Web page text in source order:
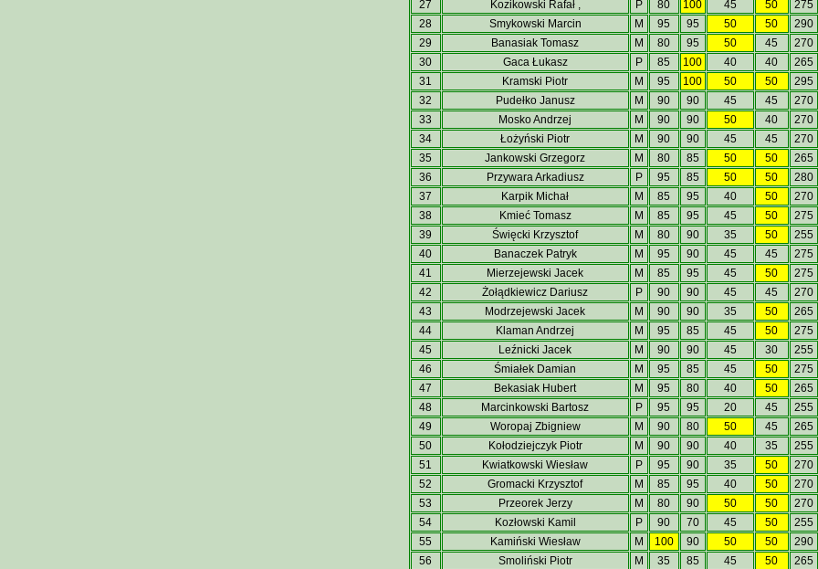
27
Kozikowski Rafał , P 80 100 45 50
275
28
Smykowski Marcin M 95 95 50 50
290
29
Banasiak Tomasz M 80 95 50 45
270
30
Gaca Łukasz P 85 100 40 40
265
31
Kramski Piotr M 95 100 50 50
295
32
Pudełko Janusz M 90 90 45 45
270
33
Mosko Andrzej M 90 90 50 40
270
34
Łożyński Piotr M 90 90 45 45
270
35
Jankowski Grzegorz M 80 85 50 50
265
36
Przywara Arkadiusz P 95 85 50 50
280
37
Karpik Michał M 85 95 40 50
270
38
Kmieć Tomasz M 85 95 45 50
275
39
Święcki Krzysztof M 80 90 35 50
255
40
Banaczek Patryk M 95 90 45 45
275
41
Mierzejewski Jacek M 85 95 45 50
275
42
Żołądkiewicz Dariusz P 90 90 45 45
270
43
Modrzejewski Jacek M 90 90 35 50
265
44
Klaman Andrzej M 95 85 45 50
275
45
Leźnicki Jacek M 90 90 45 30
255
46
Śmiałek Damian M 95 85 45 50
275
47
Bekasiak Hubert M 95 80 40 50
265
48
Marcinkowski Bartosz P 95 95 20 45
255
49
Woropaj Zbigniew M 90 80 50 45
265
50
Kołodziejczyk Piotr M 90 90 40 35
255
51
Kwiatkowski Wiesław P 95 90 35 50
270
52
Gromacki Krzysztof M 85 95 40 50
270
53
Przeorek Jerzy M 80 90 50 50
270
54
Kozłowski Kamil P 90 70 45 50
255
55
Kamiński Wiesław M 100 90 50 50
290
56
Smoliński Piotr M 35 85 45 50
265